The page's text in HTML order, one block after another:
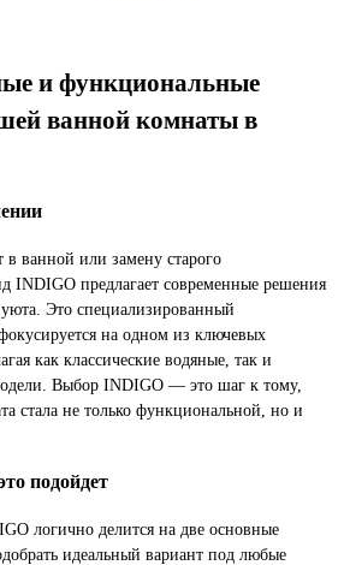
и функциональные
ванной комнаты в
ванной или замену старого
INDIGO предлагает современные решения
Это специализированный
на одном из ключевых
как классические водяные, так и
Выбор INDIGO — это шаг к тому,
стала не только функциональной, но и
подойдет
логично делится на две основные
идеальный вариант под любые